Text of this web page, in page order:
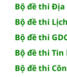
Bộ đề thi Địa
Bộ đề thi
Bộ đề thi
Bộ đề thi Tin
Bộ đề thi